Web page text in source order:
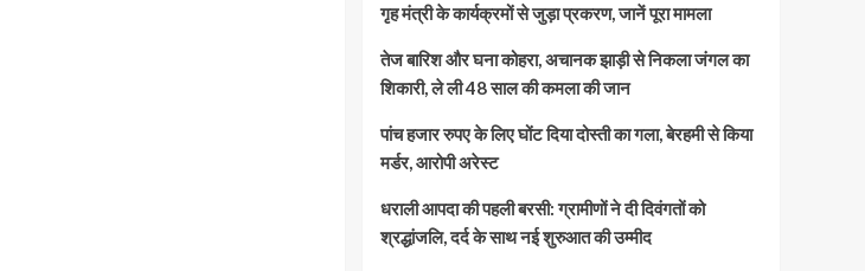
गृह मंत्री के कार्यक्रमों से जुड़ा प्रकरण, जानें पूरा मामला
तेज बारिश और घना कोहरा, अचानक झाड़ी से निकला जंगल का
शिकारी, ले ली 48 साल की कमला की जान
पांच हजार रुपए के लिए घोंट दिया दोस्ती का गला, बेरहमी से किया
मर्डर, आरोपी अरेस्ट
धराली आपदा की पहली बरसी: ग्रामीणों ने दी दिवंगतों को
श्रद्धांजलि, दर्द के साथ नई शुरुआत की उम्मीद